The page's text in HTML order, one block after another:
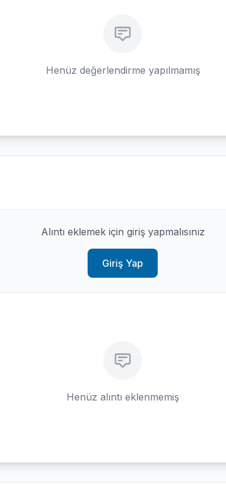
Henüz değerlendirme yapılmamış
Alıntı eklemek için giriş yapmalısınız
Giriş Yap
Henüz alıntı eklenmemiş